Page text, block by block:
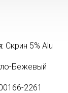
Скрин 5% Alu
Бежевый
2261